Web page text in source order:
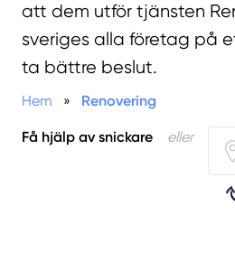
att dem utför tjänsten
sveriges alla företag på
ta bättre beslut.
Hem » Renovering
Få hjälp av snickare eller